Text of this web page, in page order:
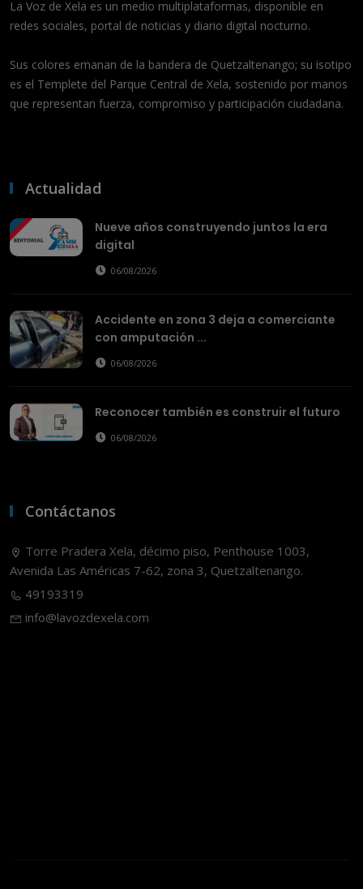
La Voz de Xela es un medio multiplataformas, disponible en
redes sociales, portal de noticias y diario digital nocturno.
Sus colores emanan de la bandera de Quetzaltenango; su isotipo
es el Templete del Parque Central de Xela, sostenido por manos
que representan fuerza, compromiso y participación ciudadana.
Actualidad
Nueve años construyendo juntos la era
digital
06/08/2026
Accidente en zona 3 deja a comerciante
con amputación ...
06/08/2026
Reconocer también es construir el futuro
06/08/2026
Contáctanos
Torre Pradera Xela, décimo piso, Penthouse 1003,
Avenida Las Américas 7-62, zona 3, Quetzaltenango.
49193319
info@lavozdexela.com